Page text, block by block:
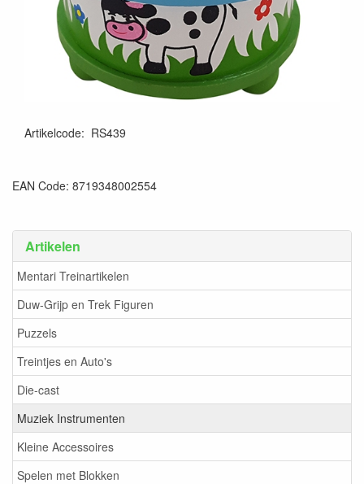
Artikelen
Mentari Treinartikelen
Duw-Grijp en Trek Figuren
Puzzels
Treintjes en Auto's
Die-cast
Muziek Instrumenten
Kleine Accessoires
Spelen met Blokken
Artikelcode: RS439
EAN Code: 8719348002554